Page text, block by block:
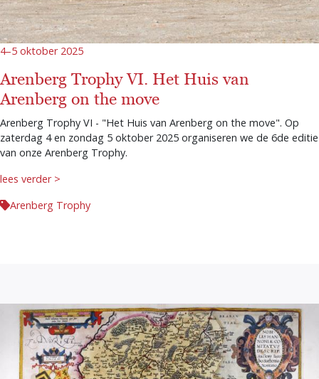
4–5 oktober 2025
Arenberg Trophy VI. Het Huis van
Arenberg on the move
Arenberg Trophy VI - "Het Huis van Arenberg on the move". Op
zaterdag 4 en zondag 5 oktober 2025 organiseren we de 6de editie
van onze Arenberg Trophy.
lees verder >
Arenberg Trophy